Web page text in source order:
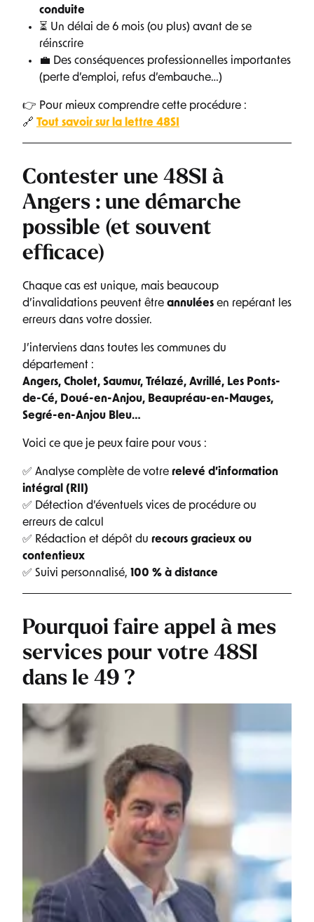
conduite
⏳ Un délai de 6 mois (ou plus) avant de se
réinscrire
💼 Des conséquences professionnelles importantes
(perte d’emploi, refus d’embauche…)
👉 Pour mieux comprendre cette procédure :
🔗 Tout savoir sur la lettre 48SI
Contester une 48SI à
Angers : une démarche
possible (et souvent
efficace)
Chaque cas est unique, mais beaucoup
d’invalidations peuvent être annulées en repérant les
erreurs dans votre dossier.
J’interviens dans toutes les communes du
département :
Angers, Cholet, Saumur, Trélazé, Avrillé, Les Ponts-
de-Cé, Doué-en-Anjou, Beaupréau-en-Mauges,
Segré-en-Anjou Bleu…
Voici ce que je peux faire pour vous :
✅ Analyse complète de votre relevé d’information
intégral (RII)
✅ Détection d’éventuels vices de procédure ou
erreurs de calcul
✅ Rédaction et dépôt du recours gracieux ou
contentieux
✅ Suivi personnalisé, 100 % à distance
Pourquoi faire appel à mes
services pour votre 48SI
dans le 49 ?